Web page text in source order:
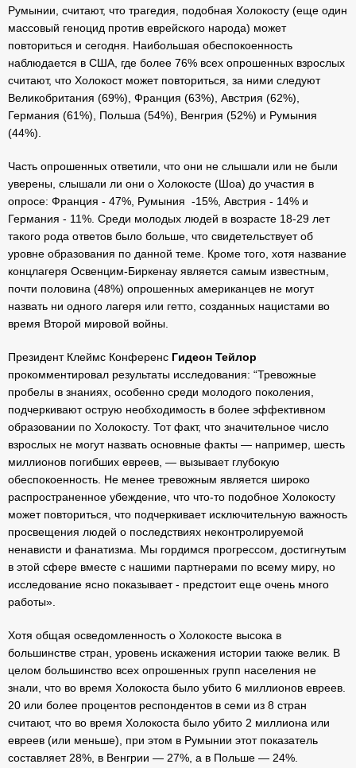
Румынии, считают, что трагедия, подобная Холокосту (еще один
массовый геноцид против еврейского народа) может
повториться и сегодня. Наибольшая обеспокоенность
наблюдается в США, где более 76% всех опрошенных взрослых
считают, что Холокост может повториться, за ними следуют
Великобритания (69%), Франция (63%), Австрия (62%),
Германия (61%), Польша (54%), Венгрия (52%) и Румыния
(44%).
Часть опрошенных ответили, что они не слышали или не были
уверены, слышали ли они о Холокосте (Шоа) до участия в
опросе: Франция - 47%, Румыния -15%, Австрия - 14% и
Германия - 11%. Среди молодых людей в возрасте 18-29 лет
такого рода ответов было больше, что свидетельствует об
уровне образования по данной теме. Кроме того, хотя название
концлагеря Освенцим-Биркенау является самым известным,
почти половина (48%) опрошенных американцев не могут
назвать ни одного лагеря или гетто, созданных нацистами во
время Второй мировой войны.
Президент Клеймс Конференс Гидеон Тейлор
прокомментировал результаты исследования: “Тревожные
пробелы в знаниях, особенно среди молодого поколения,
подчеркивают острую необходимость в более эффективном
образовании по Холокосту. Тот факт, что значительное число
взрослых не могут назвать основные факты — например, шесть
миллионов погибших евреев, — вызывает глубокую
обеспокоенность. Не менее тревожным является широко
распространенное убеждение, что что-то подобное Холокосту
может повториться, что подчеркивает исключительную важность
просвещения людей о последствиях неконтролируемой
ненависти и фанатизма. Мы гордимся прогрессом, достигнутым
в этой сфере вместе с нашими партнерами по всему миру, но
исследование ясно показывает - предстоит еще очень много
работы».
Хотя общая осведомленность о Холокосте высока в
большинстве стран, уровень искажения истории также велик. В
целом большинство всех опрошенных групп населения не
знали, что во время Холокоста было убито 6 миллионов евреев.
20 или более процентов респондентов в семи из 8 стран
считают, что во время Холокоста было убито 2 миллиона или
евреев (или меньше), при этом в Румынии этот показатель
составляет 28%, в Венгрии — 27%, а в Польше — 24%.